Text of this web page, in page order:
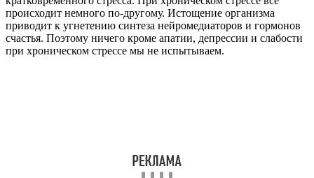
Рекомендуем почитать: Мелатонин: дешевые аналоги
российские и зарубежные, эффективность и цены
Алкоголь стимулирует выработку эндорфинов.
Восприимчивость организма к эндорфинам во многом
У морфина и эндорфина есть масса отличий, как в структуре
молекулы, так и в механизме действия. Мы не будем